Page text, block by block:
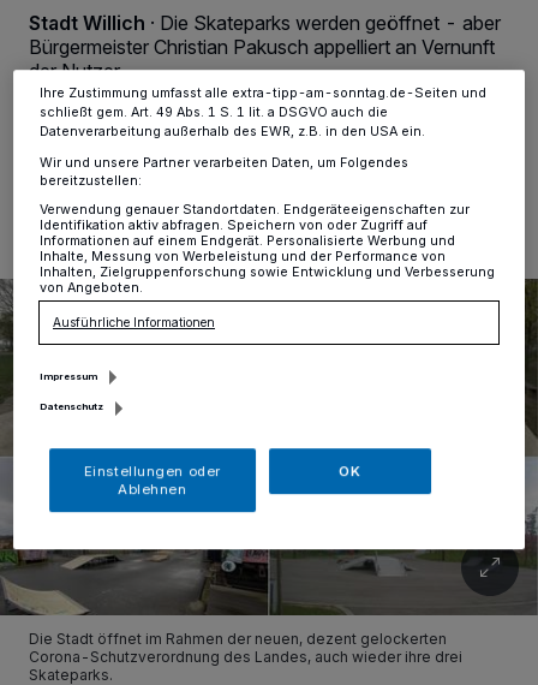
Stadt Willich · Die Skateparks werden geöffnet - aber
Bürgermeister Christian Pakusch appelliert an Vernunft
der Nutzer.
26.02.2021 , 15:00 Uhr Eine Minute Lesezeit
Die Stadt öffnet im Rahmen der neuen, dezent gelockerten
Corona-Schutzverordnung des Landes, auch wieder ihre drei
Skateparks.
Einstellungen oder Ablehnen am unteren Rand der Webseite klicken.
Ihre Einstellungen gelten innerhalb unseres Website. Weitere
Informationen finden Sie in unserer Datenschutzerklärung.
Ihre Zustimmung umfasst alle extra-tipp-am-sonntag.de-Seiten und
schließt gem. Art. 49 Abs. 1 S. 1 lit. a DSGVO auch die
Datenverarbeitung außerhalb des EWR, z.B. in den USA ein.
Wir und unsere Partner verarbeiten Daten, um Folgendes
bereitzustellen:
Verwendung genauer Standortdaten. Endgeräteeigenschaften zur
Identifikation aktiv abfragen. Speichern von oder Zugriff auf
Informationen auf einem Endgerät. Personalisierte Werbung und
Inhalte, Messung von Werbeleistung und der Performance von
Inhalten, Zielgruppenforschung sowie Entwicklung und Verbesserung
von Angeboten.
Ausführliche Informationen
Impressum
Datenschutz
Einstellungen oder
Ablehnen
OK